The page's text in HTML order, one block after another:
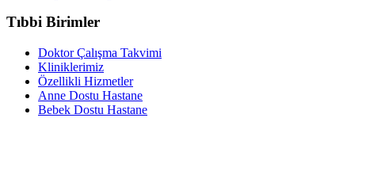
Tıbbi Birimler
Doktor Çalışma Takvimi
Kliniklerimiz
Özellikli Hizmetler
Anne Dostu Hastane
Bebek Dostu Hastane